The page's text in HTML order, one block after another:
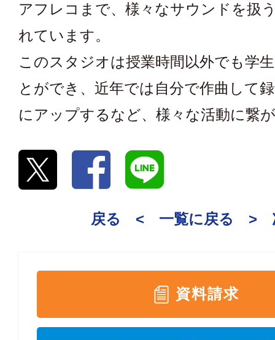
アフレコまで、様々なサウンドを扱
れています。
このスタジオは授業時間以外でも学
とができ、近年では自分で作曲して
にアップするなど、様々な活動に繋
戻る < 一覧に戻る >
資料請求